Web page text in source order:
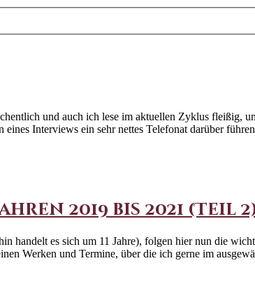
und auch ich lese im aktuellen Zyklus fleißig,
Interviews ein sehr nettes Telefonat darüber
2019 bis 2021 (Teil
es sich um 11 Jahre), folgen hier nun die
Werken und Termine, über die ich gerne im